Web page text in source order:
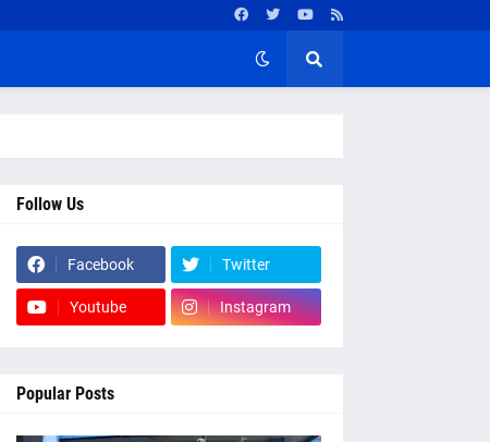
Follow Us
Facebook Twitter
Youtube Instagram
Popular Posts